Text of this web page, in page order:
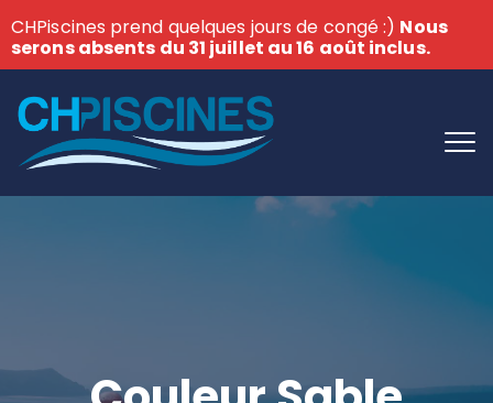
CHPiscines prend quelques jours de congé :) Nous
serons absents du 31 juillet au 16 août inclus.